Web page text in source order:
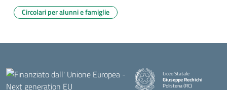
Circolari per alunni e famiglie
Liceo Statale
Giuseppe Rechichi
Polistena (RC)